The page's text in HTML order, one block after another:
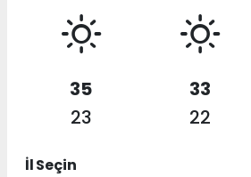
35
23
33
22
İl Seçin